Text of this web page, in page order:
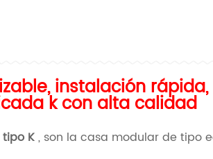
instalación rápida,
k con alta calidad
tipo K, son la casa modular de tipo